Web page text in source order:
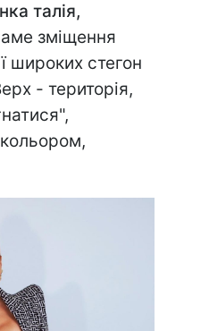
талія,
зміщення
широких стегон
- територія,